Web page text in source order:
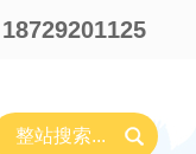
18729201125